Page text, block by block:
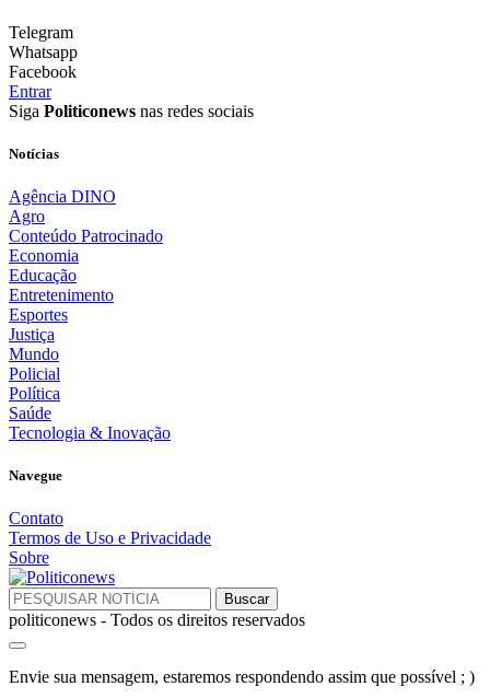
Telegram
Whatsapp
Facebook
Entrar
Siga Politiconews nas redes sociais
Notícias
Agência DINO
Agro
Conteúdo Patrocinado
Economia
Educação
Entretenimento
Esportes
Justiça
Mundo
Policial
Política
Saúde
Tecnologia & Inovação
Navegue
Contato
Termos de Uso e Privacidade
Sobre
politiconews - Todos os direitos reservados
Envie sua mensagem, estaremos respondendo assim que possível ; )